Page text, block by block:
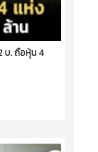
บ. ถือหุ้น 4